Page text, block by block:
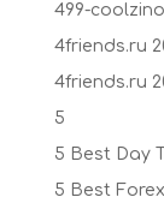
499-
4friends.ru
4friends.ru
5
5 Best Day
5 Best